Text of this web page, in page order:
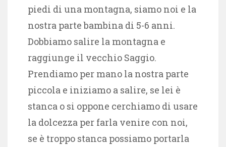
piedi di una montagna, siamo noi e la
nostra parte bambina di 5-6 anni.
Dobbiamo salire la montagna e
raggiunge il vecchio Saggio.
Prendiamo per mano la nostra parte
piccola e iniziamo a salire, se lei è
stanca o si oppone cerchiamo di usare
la dolcezza per farla venire con noi,
se è troppo stanca possiamo portarla